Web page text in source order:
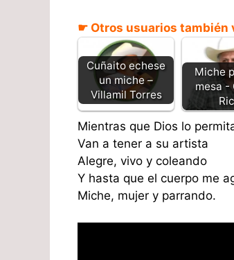
☛ Otros usuarios también
Cuñaito echese
un miche –
Villamil Torres
Miche
mesa -
Mientras que Dios lo
Van a tener a su artista
Alegre, vivo y coleando
Y hasta que el cuerpo me
Miche, mujer y parrando.